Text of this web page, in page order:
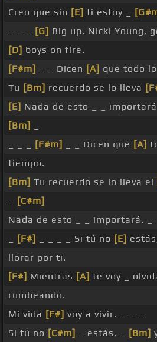
Creo que sin [E] ti estoy _
[G] Big up, Nicki Young,
[D] boys on fire.
[F#m]
_ _ Dicen [A] que todo lo
Tu [Bm] recuerdo se lo lleva
[E] Nada de esto _ _
[Bm]
[F#m] _ _ Dicen que [A]
tiempo.
[Bm] Tu recuerdo se lo lleva el
[C#m]
Nada de esto _ _ importará. _
[F#] _ _ _ _ Si tú no [E]
llorar por ti.
[F#] Mientras [A] te voy _
rumbeando.
Mi vida [F#] voy a vivir. _ _ _
Si tú no [C#m] _ estás, _ [Bm]